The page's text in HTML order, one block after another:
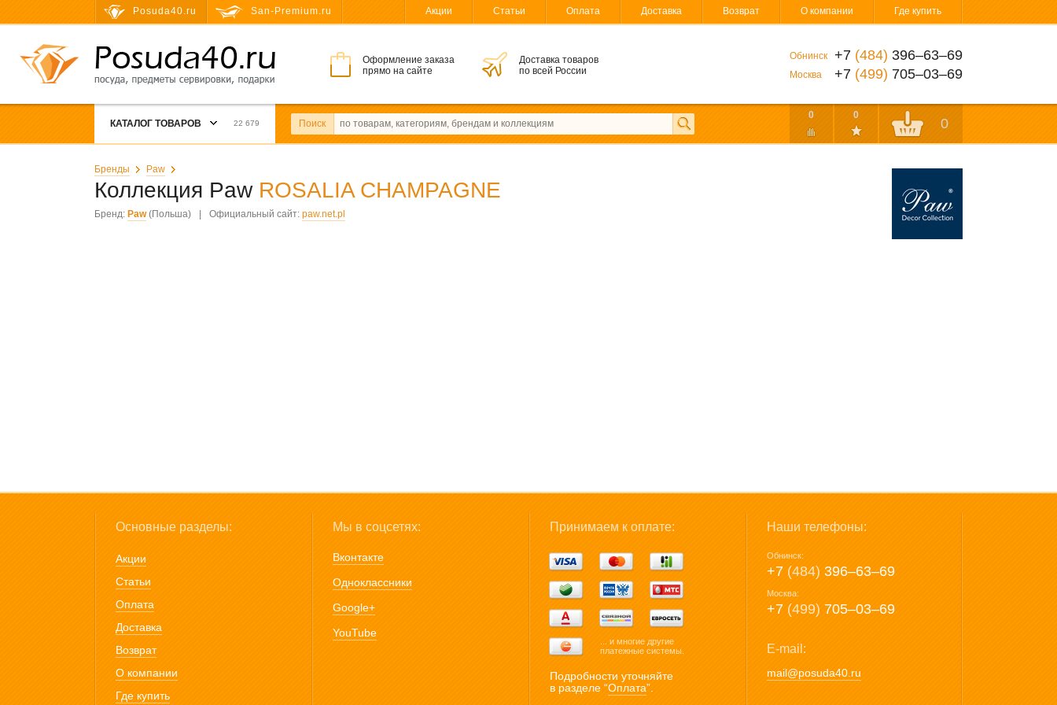
Posuda40.ru San-Premium.ru Акции Статьи Оплата Доставка Возврат О компании Где купить
Оформление заказа
прямо на сайте
Доставка товаров
по всей России
Обнинск +7 (484) 396‒63‒69
Москва +7 (499) 705‒03‒69
КАТАЛОГ ТОВАРОВ 22 679 Поиск
0 0
0
Бренды Paw
Коллекция Paw ROSALIA CHAMPAGNE
Бренд: Paw(Польша) Официальный сайт: paw.net.pl
Основные разделы:
Акции
Статьи
Оплата
Доставка
Возврат
О компании
Где купить
Мы в соцсетях:
Вконтакте
Одноклассники
Google+
YouTube
Принимаем к оплате:
... и многие другие
платежные системы.
Подробности уточняйте
в разделе “Оплата”.
Наши телефоны:
Обнинск:
+7 (484) 396‒63‒69
Москва:
+7 (499) 705‒03‒69
E-mail:
mail@posuda40.ru